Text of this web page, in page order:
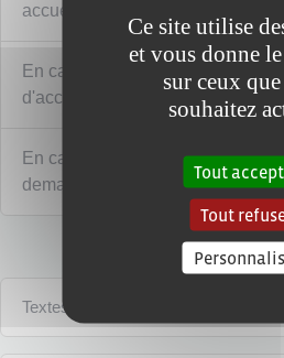
accueilli
En cas de refus de délivrance de
d'accueil, faire un recours
En cas de perte de l'attestation
demande
Textes de référence
Ce site utilise
et vous donne
sur ceux
souhaitez
Tout
Tout